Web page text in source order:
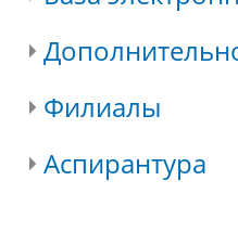
Филиалы
Аспирантура